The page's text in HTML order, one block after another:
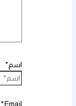
اسم*
Email*